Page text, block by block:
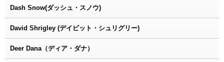
Dash Snow(ダッシュ・スノウ)
David Shrigley (デイビット・シュリグリー)
Deer Dana（ディア・ダナ）